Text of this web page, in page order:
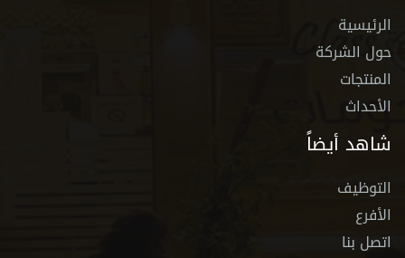
الرئيسية
حول الشركة
المنتجات
الأحداث
شاهد أيضاً
التوظيف
الأفرع
اتصل بنا